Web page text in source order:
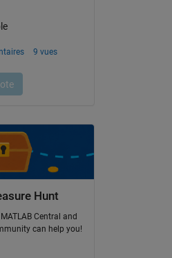
Hunt
Central and
can help you!